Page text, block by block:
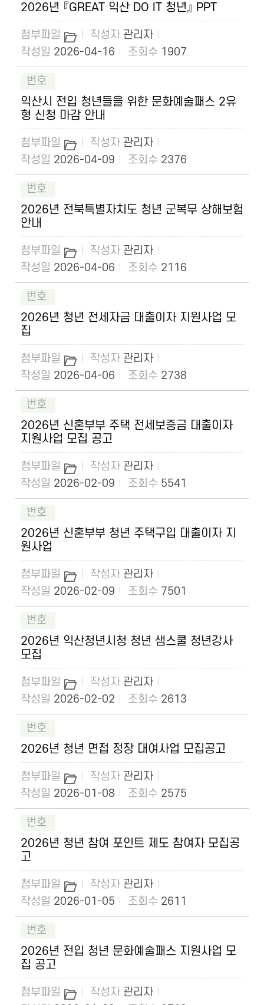
2026년 『GREAT 익산 DO IT 청년』 PPT
관리자
2026-04-16
1907
익산시 전입 청년들을 위한 문화예술패스 2유
형 신청 마감 안내
관리자
2026-04-09
2376
2026년 전북특별자치도 청년 군복무 상해보험
안내
관리자
2026-04-06
2116
2026년 청년 전세자금 대출이자 지원사업 모
집
관리자
2026-04-06
2738
2026년 신혼부부 주택 전세보증금 대출이자
지원사업 모집 공고
관리자
2026-02-09
5541
2026년 신혼부부 청년 주택구입 대출이자 지
원사업
관리자
2026-02-09
7501
2026년 익산청년시청 청년 샘스쿨 청년강사
모집
관리자
2026-02-02
2613
2026년 청년 면접 정장 대여사업 모집공고
관리자
2026-01-08
2575
2026년 청년 참여 포인트 제도 참여자 모집공
고
관리자
2026-01-05
2611
2026년 전입 청년 문화예술패스 지원사업 모
집 공고
관리자